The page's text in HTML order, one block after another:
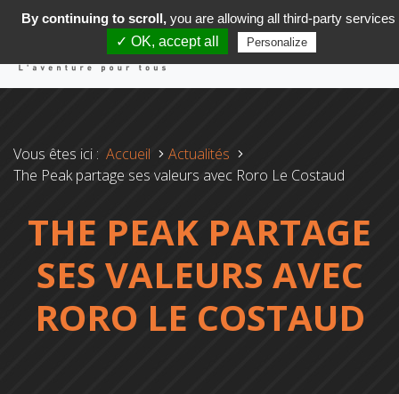
Vous êtes ici : Accueil
Actualités
The Peak partage ses valeurs avec Roro Le Costaud
THE PEAK PARTAGE
SES VALEURS AVEC
RORO LE COSTAUD
By continuing to scroll, you are allowing all third-party services
✓ OK, accept all
Personalize